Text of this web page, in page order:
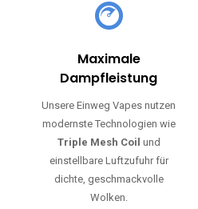
Maximale
Dampfleistung
Unsere Einweg Vapes nutzen
modernste Technologien wie
Triple Mesh Coil und
einstellbare Luftzufuhr für
dichte, geschmackvolle
Wolken.